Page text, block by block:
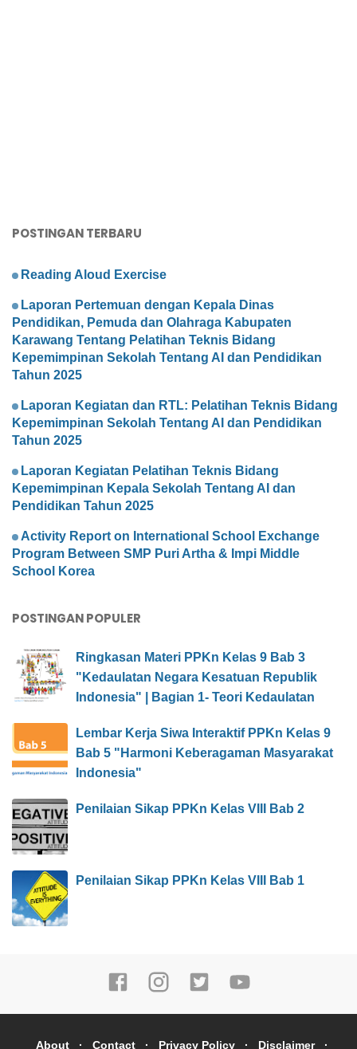
POSTINGAN TERBARU
Reading Aloud Exercise
Laporan Pertemuan dengan Kepala Dinas
Pendidikan, Pemuda dan Olahraga Kabupaten
Karawang Tentang Pelatihan Teknis Bidang
Kepemimpinan Sekolah Tentang AI dan Pendidikan
Tahun 2025
Laporan Kegiatan dan RTL: Pelatihan Teknis Bidang
Kepemimpinan Sekolah Tentang AI dan Pendidikan
Tahun 2025
Laporan Kegiatan Pelatihan Teknis Bidang
Kepemimpinan Kepala Sekolah Tentang AI dan
Pendidikan Tahun 2025
Activity Report on International School Exchange
Program Between SMP Puri Artha & Impi Middle
School Korea
POSTINGAN POPULER
Ringkasan Materi PPKn Kelas 9 Bab 3
"Kedaulatan Negara Kesatuan Republik
Indonesia" | Bagian 1- Teori Kedaulatan
Lembar Kerja Siwa Interaktif PPKn Kelas 9
Bab 5 "Harmoni Keberagaman Masyarakat
Indonesia"
Penilaian Sikap PPKn Kelas VIII Bab 2
Penilaian Sikap PPKn Kelas VIII Bab 1
About Contact Privacy Policy Disclaimer